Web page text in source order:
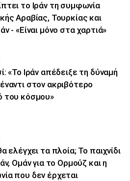
το Ιράν τη συμφωνία
Αραβίας, Τουρκίας και
- «Είναι μόνο στα χαρτιά»
«Το Ιράν απέδειξε τη δύναμή
στον ακριβότερο
του κόσμου»
ελέγχει τα πλοία; Το παιχνίδι
Ομάν για το Ορμούζ και η
που δεν έρχεται